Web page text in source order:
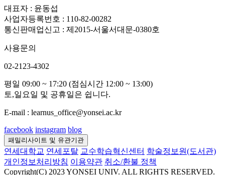
대표자 : 윤동섭
사업자등록번호 : 110-82-00282
통신판매업신고 : 제2015-서울서대문-0380호
사용문의
02-2123-4302
평일 09:00 ~ 17:20 (점심시간 12:00 ~ 13:00)
토,일요일 및 공휴일은 쉽니다.
E-mail : learnus_office@yonsei.ac.kr
facebook instagram blog
패밀리사이트 및 유관기관
연세대학교 연세포탈 교수학습혁신센터 학술정보원(도서관)
개인정보처리방침 이용약관 취소/환불 정책
Copyright(C) 2023 YONSEI UNIV. ALL RIGHTS RESERVED.